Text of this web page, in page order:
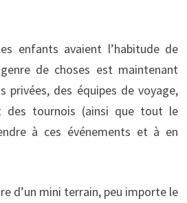
enfants avaient l’habitude de
de choses est maintenant
privées, des équipes de voyage,
des tournois (ainsi que tout le
à ces événements et à en
d’un mini terrain, peu importe le